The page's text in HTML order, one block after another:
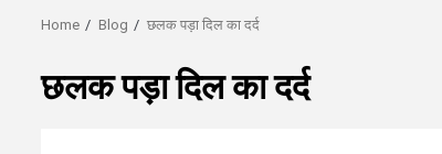
Home Blog छलक पड़ा दिल का दर्द
छलक पड़ा दिल का दर्द